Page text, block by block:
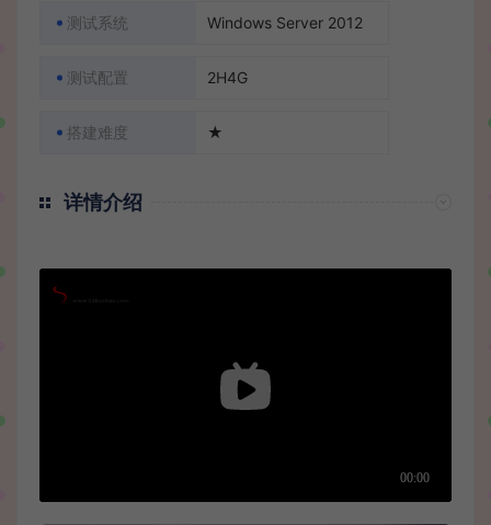
测试系统 Windows Server 2012
测试配置 2H4G
搭建难度 ★
详情介绍